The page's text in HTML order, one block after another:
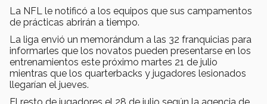
La NFL le notificó a los equipos que sus campamentos
de prácticas abrirán a tiempo.
La liga envió un memorándum a las 32 franquicias para
informarles que los novatos pueden presentarse en los
entrenamientos este próximo martes 21 de julio
mientras que los quarterbacks y jugadores lesionados
llegarían el jueves.